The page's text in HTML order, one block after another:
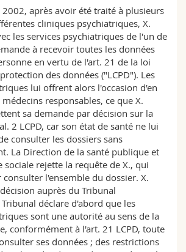
cours
après avoir été traité à plusieurs
cliniques psychiatriques, X.
les services psychiatriques de l'un de
à recevoir toutes les données
en vertu de l'art. 21 de la loi
des données ("LCPD"). Les
lui offrent alors l'occasion d'en
responsables, ce que X.
sa demande par décision sur la
2 LCPD, car son état de santé ne lui
consulter les dossiers sans
La Direction de la santé publique et
sociale rejette la requête de X., qui
l'ensemble du dossier. X.
auprès du Tribunal
déclare d'abord que les
sont une autorité au sens de la
conformément à l'art. 21 LCPD, toute
ses données ; des restrictions